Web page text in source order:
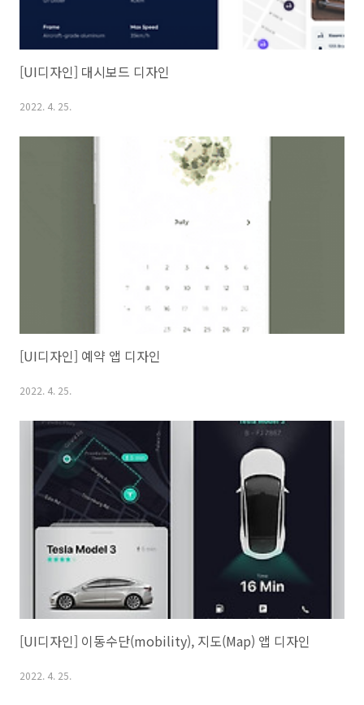
[UI디자인] 대시보드 디자인
2022. 4. 25.
[UI디자인] 예약 앱 디자인
2022. 4. 25.
[UI디자인] 이동수단(mobility), 지도(Map) 앱 디자인
2022. 4. 25.